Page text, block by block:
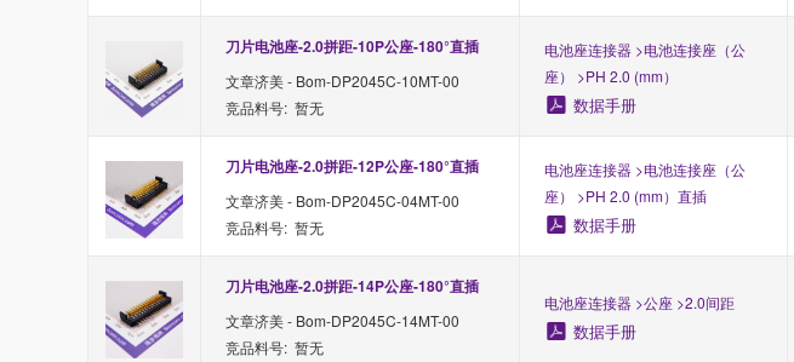
刀片电池座-2.0拼距-10P公座-180°直插
文章济美 - Bom-DP2045C-10MT-00
竞品料号: 暂无
电池座连接器 >电池连接座（公
座） >PH 2.0 (mm）
数据手册
刀片电池座-2.0拼距-12P公座-180°直插
文章济美 - Bom-DP2045C-04MT-00
竞品料号: 暂无
电池座连接器 >电池连接座（公
座） >PH 2.0 (mm）直插
数据手册
刀片电池座-2.0拼距-14P公座-180°直插
文章济美 - Bom-DP2045C-14MT-00
竞品料号: 暂无
电池座连接器 >公座 >2.0间距
数据手册